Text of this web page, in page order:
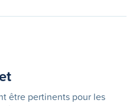
être pertinents pour les